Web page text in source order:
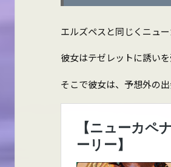
エルズペスと同じくニュ
彼女はテゼレットに誘い
そこで彼女は、予想外の